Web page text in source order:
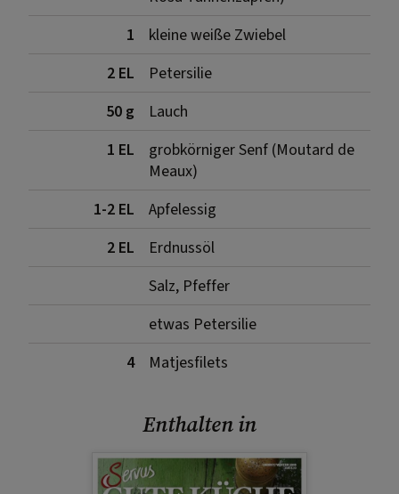
1
kleine weiße Zwiebel
2 EL
Petersilie
50 g
Lauch
1 EL
grobkörniger Senf (Moutard de
Meaux)
1-2 EL
Apfelessig
2 EL
Erdnussöl
Salz, Pfeffer
etwas Petersilie
4
Matjesfilets
Enthalten in